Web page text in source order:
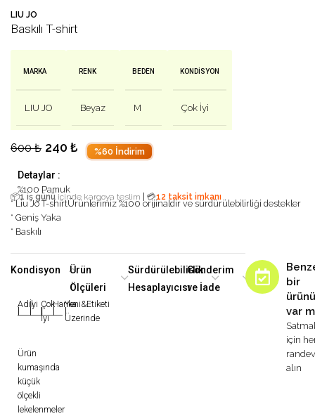
LIU JO
Baskılı T-shirt
MARKA
LIU JO
RENK
Beyaz
BEDEN
M
KONDISYON
Çok İyi
600₺ 240 ₺ %60 İndirim
Detaylar :
%100 Pamuk
📦1 iş günü içinde kargoya teslim 💳12 taksit imkanı
* Liu Jo T-shirt
* Geniş Yaka
* Baskılı
Ürünlerimiz %100 orijinaldir ve sürdürülebilirliği destekler
Kondisyon
Adilİyi
|
Çok
İyi
Harika
|
Yeni&Etiketi
Üzerinde
Ürün
kumaşında
küçük
ölçekli
lekelenmeler
Ürün
Ölçüleri
Sürdürülebilirlik
Hesaplayıcısı
Gönderim
ve İade
bir
var
için
alın